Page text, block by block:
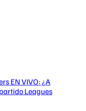
EN VIVO: ¿A
Leagues